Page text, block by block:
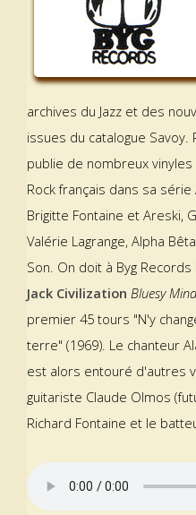
archives du Jazz et des
issues du catalogue Savoy.
publie de nombreux
Rock français dans sa
Brigitte Fontaine et Areski,
Valérie Lagrange, Alpha
Son. On doit à Byg
Jack Civilization Bluesy Mind
premier 45 tours "N'y
terre" (1969). Le chanteur
est alors entouré d'autres
guitariste Claude Olmos
Richard Fontaine et le